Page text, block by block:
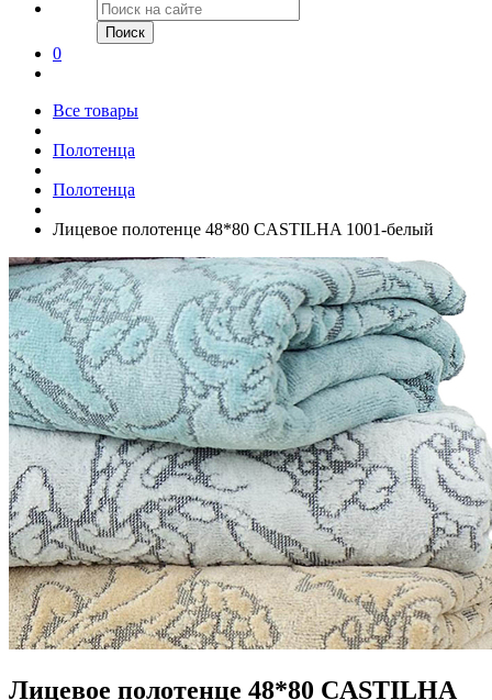
Поиск
0
Все товары
Полотенца
Полотенца
Лицевое полотенце 48*80 CASTILHA 1001-белый
Лицевое полотенце 48*80 CASTILHA